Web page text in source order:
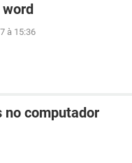
word
à 15:36
no computador